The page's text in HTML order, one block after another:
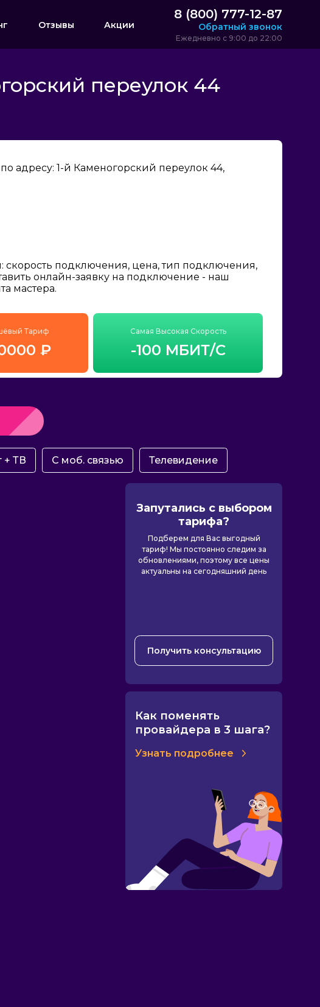
Отзывы Акции
8 (800) 777-12-87
Обратный звонок
Ежедневно с 9:00 до 22:00
переулок 44
адресу: 1-й Каменогорский переулок 44,
подключения, цена, тип подключения,
онлайн-заявку на подключение - наш
мастера.
Тариф
₽
Самая Высокая Скорость
-100 МБИТ/С
+ ТВ С моб. связью Телевидение
Запутались с выбором
тарифа?
Подберем для Вас выгодный
тариф! Мы постоянно следим за
обновлениями, поэтому все цены
актуальны на сегодняшний день
Получить консультацию
Как поменять
провайдера в 3 шага?
Узнать подробнее